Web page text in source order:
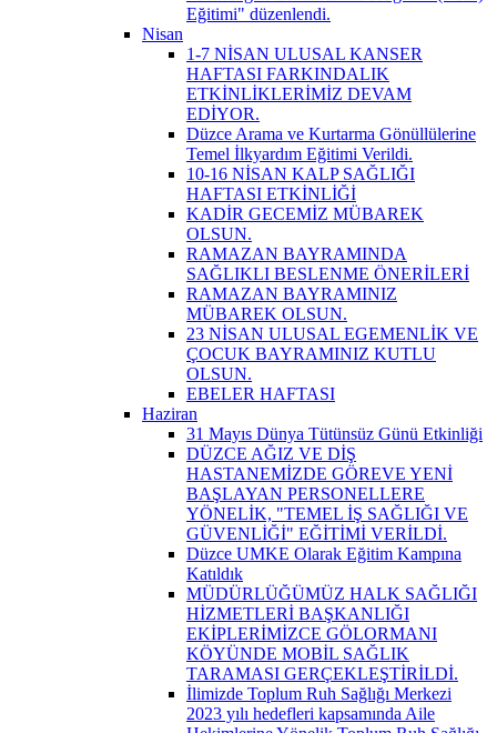
Eğitimi" düzenlendi.
Nisan
1-7 NİSAN ULUSAL KANSER
HAFTASI FARKINDALIK
ETKİNLİKLERİMİZ DEVAM
EDİYOR.
Düzce Arama ve Kurtarma Gönüllülerine
Temel İlkyardım Eğitimi Verildi.
10-16 NİSAN KALP SAĞLIĞI
HAFTASI ETKİNLİĞİ
KADİR GECEMİZ MÜBAREK
OLSUN.
RAMAZAN BAYRAMINDA
SAĞLIKLI BESLENME ÖNERİLERİ
RAMAZAN BAYRAMINIZ
MÜBAREK OLSUN.
23 NİSAN ULUSAL EGEMENLİK VE
ÇOCUK BAYRAMINIZ KUTLU
OLSUN.
EBELER HAFTASI
Haziran
31 Mayıs Dünya Tütünsüz Günü Etkinliği
DÜZCE AĞIZ VE DİŞ
HASTANEMİZDE GÖREVE YENİ
BAŞLAYAN PERSONELLERE
YÖNELİK, "TEMEL İŞ SAĞLIĞI VE
GÜVENLİĞİ" EĞİTİMİ VERİLDİ.
Düzce UMKE Olarak Eğitim Kampına
Katıldık
MÜDÜRLÜĞÜMÜZ HALK SAĞLIĞI
HİZMETLERİ BAŞKANLIĞI
EKİPLERİMİZCE GÖLORMANI
KÖYÜNDE MOBİL SAĞLIK
TARAMASI GERÇEKLEŞTİRİLDİ.
İlimizde Toplum Ruh Sağlığı Merkezi
2023 yılı hedefleri kapsamında Aile